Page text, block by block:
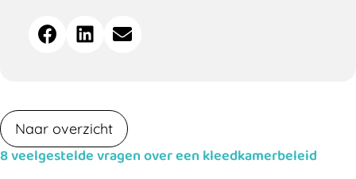
Deel
dit FacebookLinkedInE-mail
Naar overzicht
8 veelgestelde vragen over een kleedkamerbeleid